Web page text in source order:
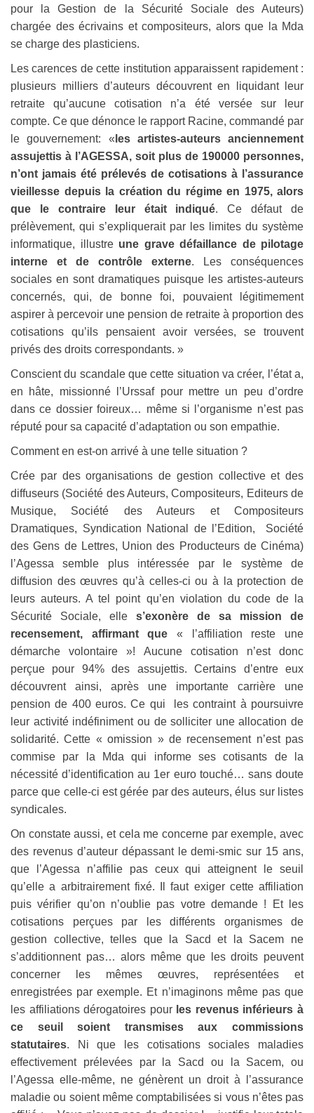
pour la Gestion de la Sécurité Sociale des Auteurs)
chargée des écrivains et compositeurs, alors que la Mda
se charge des plasticiens.
Les carences de cette institution apparaissent rapidement :
plusieurs milliers d’auteurs découvrent en liquidant leur
retraite qu’aucune cotisation n’a été versée sur leur
compte. Ce que dénonce le rapport Racine, commandé par
le gouvernement: « les artistes-auteurs anciennement
assujettis à l’AGESSA, soit plus de 190000 personnes,
n’ont jamais été prélevés de cotisations à l’assurance
vieillesse depuis la création du régime en 1975, alors
que le contraire leur était indiqué. Ce défaut de
prélèvement, qui s’expliquerait par les limites du système
informatique, illustre une grave défaillance de pilotage
interne et de contrôle externe. Les conséquences
sociales en sont dramatiques puisque les artistes-auteurs
concernés, qui, de bonne foi, pouvaient légitimement
aspirer à percevoir une pension de retraite à proportion des
cotisations qu’ils pensaient avoir versées, se trouvent
privés des droits correspondants. »
Conscient du scandale que cette situation va créer, l’état a,
en hâte, missionné l’Urssaf pour mettre un peu d’ordre
dans ce dossier foireux… même si l’organisme n’est pas
réputé pour sa capacité d’adaptation ou son empathie.
Comment en est-on arrivé à une telle situation ?
Crée par des organisations de gestion collective et des
diffuseurs (Société des Auteurs, Compositeurs, Editeurs de
Musique, Société des Auteurs et Compositeurs
Dramatiques, Syndication National de l’Edition, Société
des Gens de Lettres, Union des Producteurs de Cinéma)
l’Agessa semble plus intéressée par le système de
diffusion des œuvres qu’à celles-ci ou à la protection de
leurs auteurs. A tel point qu’en violation du code de la
Sécurité Sociale, elle s’exonère de sa mission de
recensement, affirmant que « l’affiliation reste une
démarche volontaire »! Aucune cotisation n’est donc
perçue pour 94% des assujettis. Certains d’entre eux
découvrent ainsi, après une importante carrière une
pension de 400 euros. Ce qui les contraint à poursuivre
leur activité indéfiniment ou de solliciter une allocation de
solidarité. Cette « omission » de recensement n’est pas
commise par la Mda qui informe ses cotisants de la
nécessité d’identification au 1er euro touché… sans doute
parce que celle-ci est gérée par des auteurs, élus sur listes
syndicales.
On constate aussi, et cela me concerne par exemple, avec
des revenus d’auteur dépassant le demi-smic sur 15 ans,
que l’Agessa n’affilie pas ceux qui atteignent le seuil
qu’elle a arbitrairement fixé. Il faut exiger cette affiliation
puis vérifier qu’on n’oublie pas votre demande ! Et les
cotisations perçues par les différents organismes de
gestion collective, telles que la Sacd et la Sacem ne
s’additionnent pas… alors même que les droits peuvent
concerner les mêmes œuvres, représentées et
enregistrées par exemple. Et n’imaginons même pas que
les affiliations dérogatoires pour les revenus inférieurs à
ce seuil soient transmises aux commissions
statutaires. Ni que les cotisations sociales maladies
effectivement prélevées par la Sacd ou la Sacem, ou
l’Agessa elle-même, ne génèrent un droit à l’assurance
maladie ou soient même comptabilisées si vous n’êtes pas